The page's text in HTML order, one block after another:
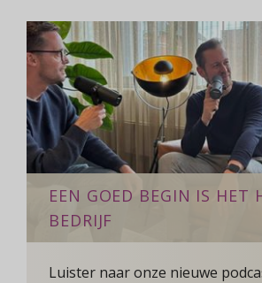
EEN GOED BEGIN IS HET
BEDRIJF
Luister naar onze nieuwe